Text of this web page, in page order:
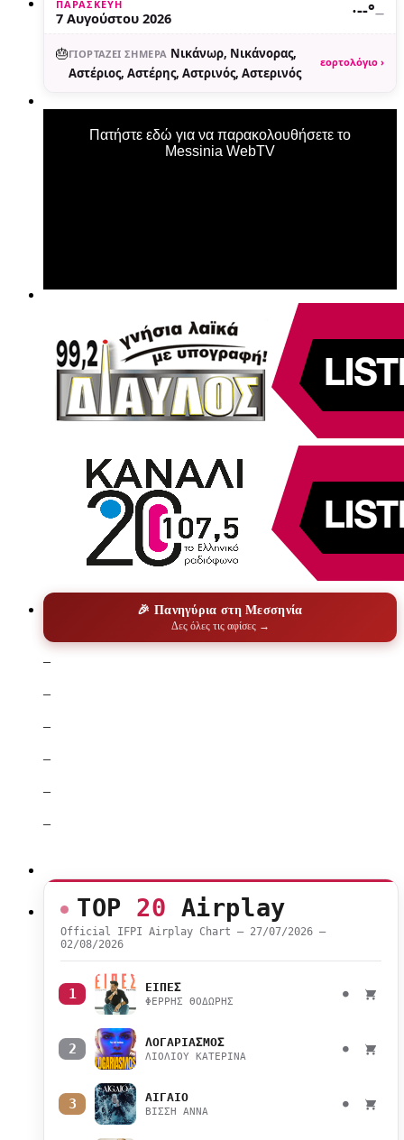
ΠΑΡΑΣΚΕΥΉ
7 Αυγούστου 2026 ·--°—
🎂ΓΙΟΡΤΆΖΕΙ ΣΉΜΕΡΑ Νικάνωρ, Νικάνορας,
Αστέριος, Αστέρης, Αστρινός, Αστερινός
εορτολόγιο ›
Πατήστε εδώ για να παρακολουθήσετε το
Messinia WebTV
🎉 Πανηγύρια στη Μεσσηνία
Δες όλες τις αφίσες →
–
–
–
–
–
–
TOP 20 Airplay
Official IFPI Airplay Chart — 27/07/2026 –
02/08/2026
1 ΕΙΠΕΣ
ΦΕΡΡΗΣ ΘΟΔΩΡΗΣ
●
2 ΛΟΓΑΡΙΑΣΜΟΣ
ΛΙΟΛΙΟΥ ΚΑΤΕΡΙΝΑ
●
3 ΑΙΓΑΙΟ
ΒΙΣΣΗ ΑΝΝΑ
●